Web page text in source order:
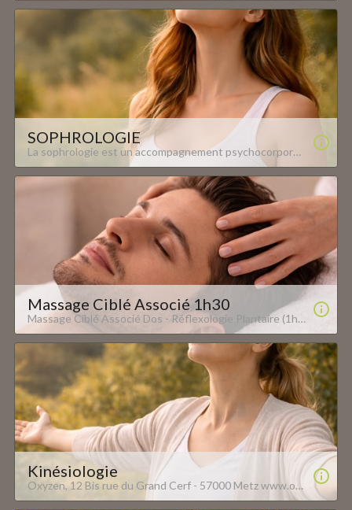
SOPHROLOGIE
La sophrologie est un accompagnement psychocorporel qui vise à réharmoniser le corps, les émotions et le mental. Elle associe respiration consciente, relaxation corporelle et visualisation guidée pour apaiser le stress et renforcer les ressources intérieures. Chez OXYZEN Metz, chaque accompagnement débute par une première séance approfondie, permettant un suivi entièrement personnalisé. Accessible à tous, la sophrologie favorise un mieux-être durable et une meilleure qualité de vie au quotidien.
Massage Ciblé Associé 1h30
Massage Ciblé Associé Dos - Réflexologie Plantaire (1h30), Ciblé Associé Dos - Mains (1h30), Ciblé Associé Dos - Crâne (1h30) , Ciblé Associé Dos - Jambes (1h30), Ciblé Associé Réflexologie Plantaire - Mains (1h30), Ciblé Associé Réflexologie Plantaire - Crâne (1h30), Ciblé Associé Réflexologie Plantaire - Jambes (1h30), Ciblé Associé Mains - Crâne (1h30), Ciblé Associé Mains - Jambes (1h30), Ciblé Associé Crâne - Jambes (1h30) Oxyzen, 12 Bis rue du Grand Cerf - 57000 Metz www.oxyzen-metz.com
Kinésiologie
Oxyzen, 12 Bis rue du Grand Cerf - 57000 Metz www.oxyzen-metz.com